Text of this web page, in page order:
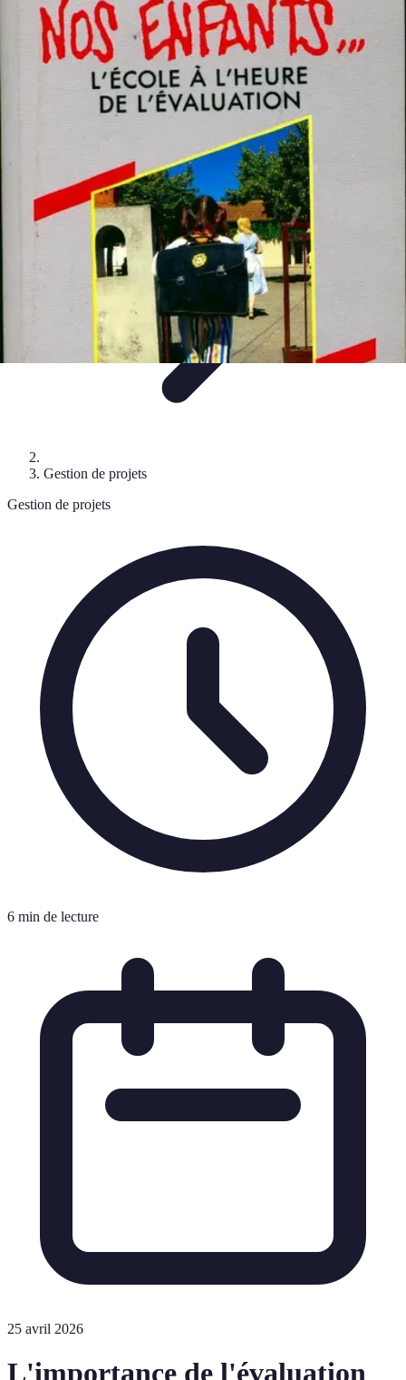
Projets Matures
Gestion de projetGestion des Parties PrenantesGestion de
projets Gestion de ProjetComparatifs
Projets Matures
Gestion de projets
Gestion de projets
6 min de lecture
25 avril 2026
L'importance de l'évaluation